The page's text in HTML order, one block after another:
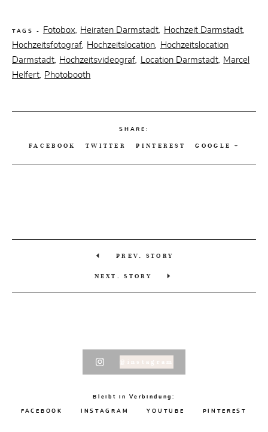
TAGS - Fotobox Heiraten Darmstadt Hochzeit Darmstadt,
Hochzeitsfotograf Hochzeitslocation Hochzeitslocation
Darmstadt Hochzeitsvideograf Location Darmstadt, Marcel
Helfert Photobooth
SHARE:
FACEBOOK TWITTER PINTEREST GOOGLE +
PREV. STORY
NEXT. STORY
@instagram
Bleibt in Verbindung:
FACEBOOK
INSTAGRAM YOUTUBE PINTEREST